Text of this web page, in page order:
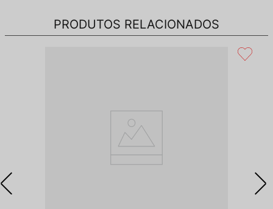
PRODUTOS RELACIONADOS